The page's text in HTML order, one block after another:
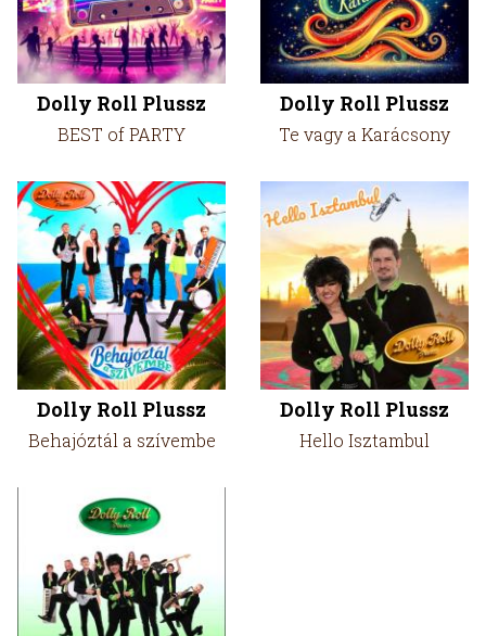
Dolly Roll Plussz
BEST of PARTY
Dolly Roll Plussz
Te vagy a Karácsony
Dolly Roll Plussz
Behajóztál a szívembe
Dolly Roll Plussz
Hello Isztambul